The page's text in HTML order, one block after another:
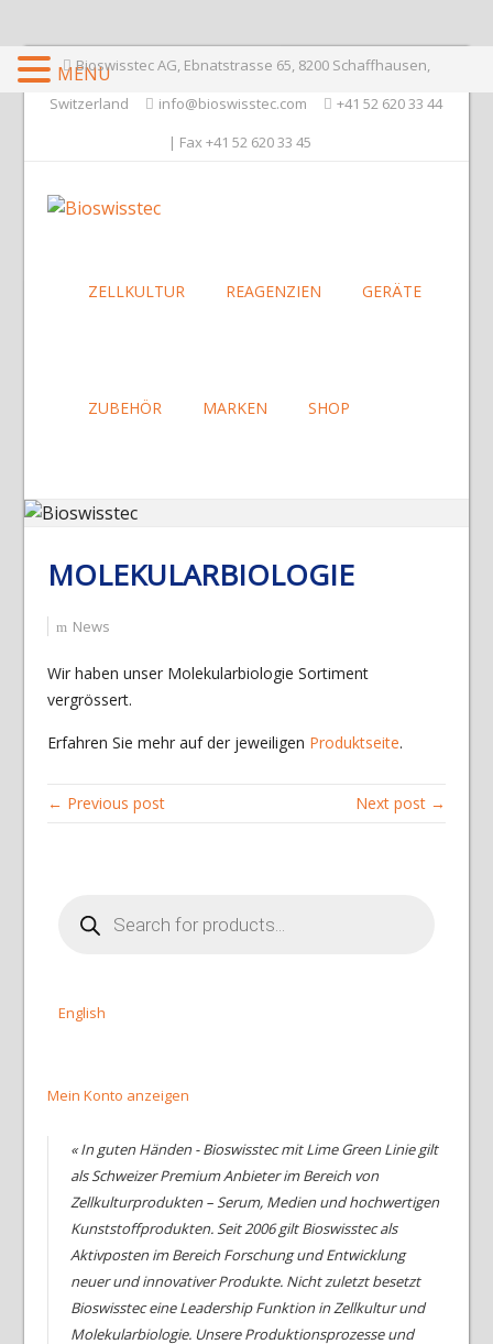
Bioswisstec AG, Ebnatstrasse 65, 8200 Schaffhausen,
Switzerland
info@bioswisstec.com
+41 52 620 33 44
| Fax +41 52 620 33 45
ZELLKULTUR REAGENZIEN GERÄTE
ZUBEHÖR MARKEN SHOP
MOLEKULARBIOLOGIE
News
Wir haben unser Molekularbiologie Sortiment
vergrössert.
Erfahren Sie mehr auf der jeweiligen Produktseite.
← Previous post Next post →
search
English
Mein Konto anzeigen
« In guten Händen - Bioswisstec mit Lime Green Linie gilt
als Schweizer Premium Anbieter im Bereich von
Zellkulturprodukten – Serum, Medien und hochwertigen
Kunststoffprodukten. Seit 2006 gilt Bioswisstec als
Aktivposten im Bereich Forschung und Entwicklung
neuer und innovativer Produkte. Nicht zuletzt besetzt
Bioswisstec eine Leadership Funktion in Zellkultur und
Molekularbiologie. Unsere Produktionsprozesse und
MENU